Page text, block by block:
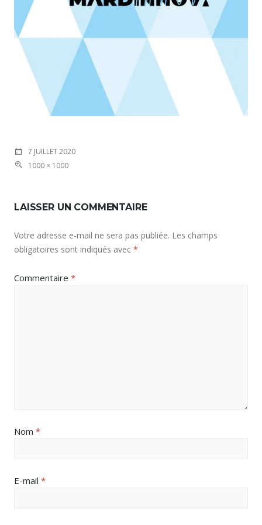
7 JUILLET 2020
1000 × 1000
LAISSER UN COMMENTAIRE
Votre adresse e-mail ne sera pas publiée. Les champs
obligatoires sont indiqués avec *
Commentaire *
Nom *
E-mail *